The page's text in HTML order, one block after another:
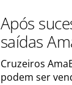
Após
saídas
Cruzeiros
podem ser